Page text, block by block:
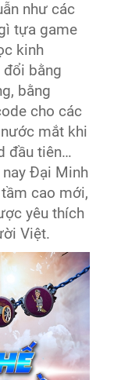
như các
tựa game
kinh
đổi bằng
bằng
cho các
mắt khi
đầu tiên…
Đại Minh
cao mới,
yêu thích
Việt.